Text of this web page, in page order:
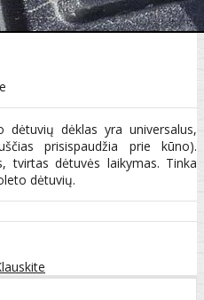
dėtuvių dėklas yra universalus,
prisispaudžia prie kūno).
tvirtas dėtuvės laikymas. Tinka
dėtuvių.